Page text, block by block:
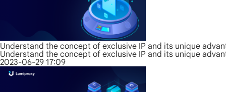
Understand the concept of exclusive IP and its unique
Understand the concept of exclusive IP and its unique
2023-06-29 17:09